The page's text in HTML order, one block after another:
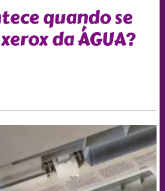
quando se
da ÁGUA?